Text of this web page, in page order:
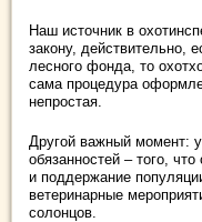
Наш источник в
закону, действительно,
лесного фонда, то
сама процедура
непростая.
Другой важный момент:
обязанностей – того,
и поддержание
ветеринарные
солонцов.